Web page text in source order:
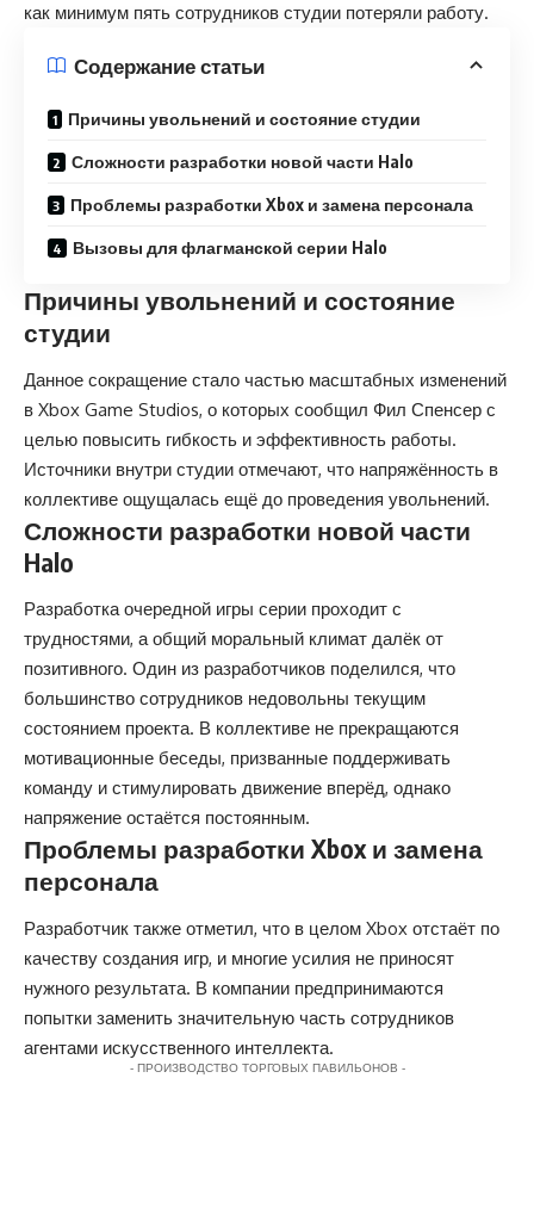
как минимум пять сотрудников студии потеряли работу.
Содержание статьи
Причины увольнений и состояние студии
Сложности разработки новой части Halo
Проблемы разработки Xbox и замена персонала
Вызовы для флагманской серии Halo
Причины увольнений и состояние
студии
Данное сокращение стало частью масштабных изменений
в Xbox Game Studios, о которых сообщил Фил Спенсер с
целью повысить гибкость и эффективность работы.
Источники внутри студии отмечают, что напряжённость в
коллективе ощущалась ещё до проведения увольнений.
Сложности разработки новой части
Halo
Разработка очередной игры серии проходит с
трудностями, а общий моральный климат далёк от
позитивного. Один из разработчиков поделился, что
большинство сотрудников недовольны текущим
состоянием проекта. В коллективе не прекращаются
мотивационные беседы, призванные поддерживать
команду и стимулировать движение вперёд, однако
напряжение остаётся постоянным.
Проблемы разработки Xbox и замена
персонала
Разработчик также отметил, что в целом Xbox отстаёт по
качеству создания игр, и многие усилия не приносят
нужного результата. В компании предпринимаются
попытки заменить значительную часть сотрудников
агентами искусственного интеллекта.
- ПРОИЗВОДСТВО ТОРГОВЫХ ПАВИЛЬОНОВ -